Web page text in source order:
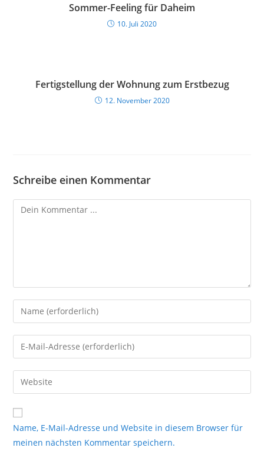
Sommer-Feeling für Daheim
10. Juli 2020
Fertigstellung der Wohnung zum Erstbezug
12. November 2020
Schreibe einen Kommentar
Kommentieren
Gib
deinen
Namen
oder
zum
Kommentieren
ein
Gib
deine
E-
Mail-
zum
Kommentieren
ein
Gib
deine
Website-
URL
Name, E-Mail-Adresse und Website in diesem Browser für
meinen nächsten Kommentar speichern.